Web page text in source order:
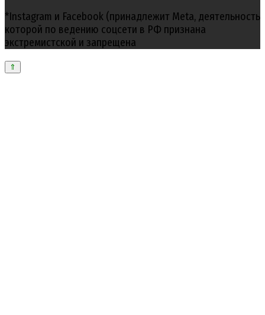
*Instagram и Facebook (принадлежит Meta, деятельность
которой по ведению соцсети в РФ признана
экстремистской и запрещена